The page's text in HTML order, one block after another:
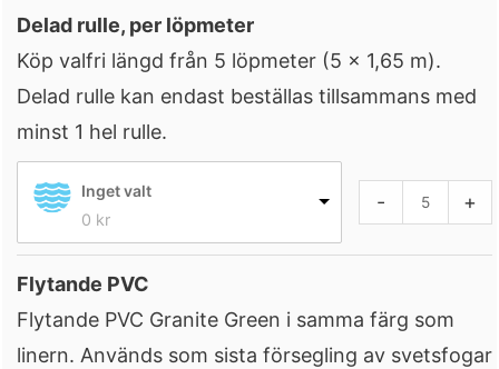
Delad rulle, per löpmeter
Köp valfri längd från 5 löpmeter (5 × 1,65 m).
Delad rulle kan endast beställas tillsammans med
minst 1 hel rulle.
Inget valt
0 kr
- +
Flytande PVC
Flytande PVC Granite Green i samma färg som
linern. Används som sista försegling av svetsfogar